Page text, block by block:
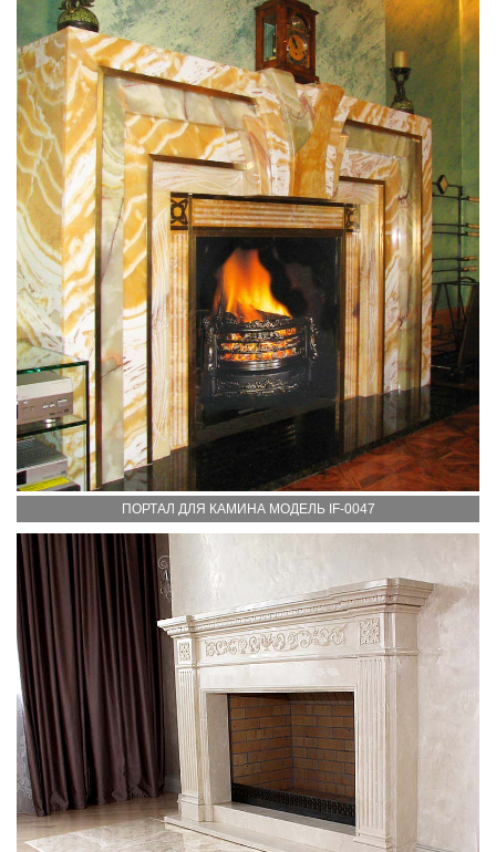
ПОРТАЛ ДЛЯ КАМИНА МОДЕЛЬ IF-0047